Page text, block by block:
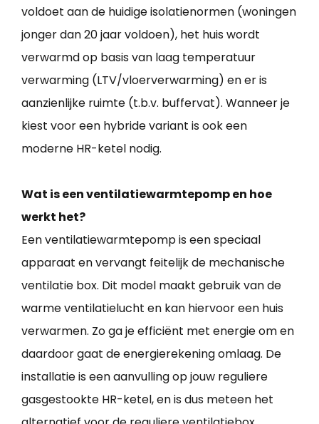
voldoet aan de huidige isolatienormen (woningen
jonger dan 20 jaar voldoen), het huis wordt
verwarmd op basis van laag temperatuur
verwarming (LTV/vloerverwarming) en er is
aanzienlijke ruimte (t.b.v. buffervat). Wanneer je
kiest voor een hybride variant is ook een
moderne HR-ketel nodig.
Wat is een ventilatiewarmtepomp en hoe
werkt het?
Een ventilatiewarmtepomp is een speciaal
apparaat en vervangt feitelijk de mechanische
ventilatie box. Dit model maakt gebruik van de
warme ventilatielucht en kan hiervoor een huis
verwarmen. Zo ga je efficiënt met energie om en
daardoor gaat de energierekening omlaag. De
installatie is een aanvulling op jouw reguliere
gasgestookte HR-ketel, en is dus meteen het